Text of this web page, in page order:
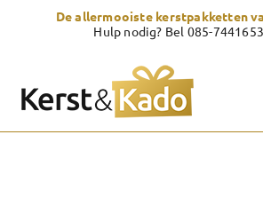
De allermooiste kerstpakketten
Hulp nodig? Bel 085-